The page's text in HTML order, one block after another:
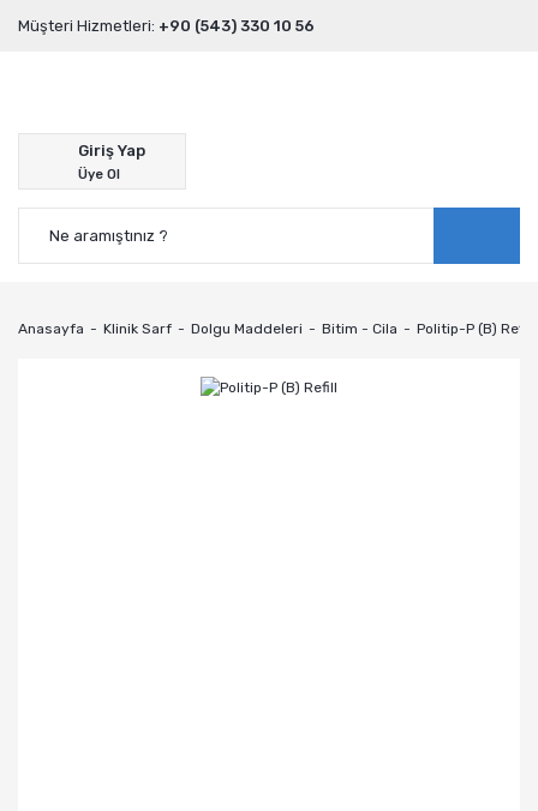
Müşteri Hizmetleri: +90 (543) 330 10 56
Giriş Yap
Üye Ol
Anasayfa Klinik Sarf Dolgu Maddeleri Bitim - Cila Politip-P (B) Refill